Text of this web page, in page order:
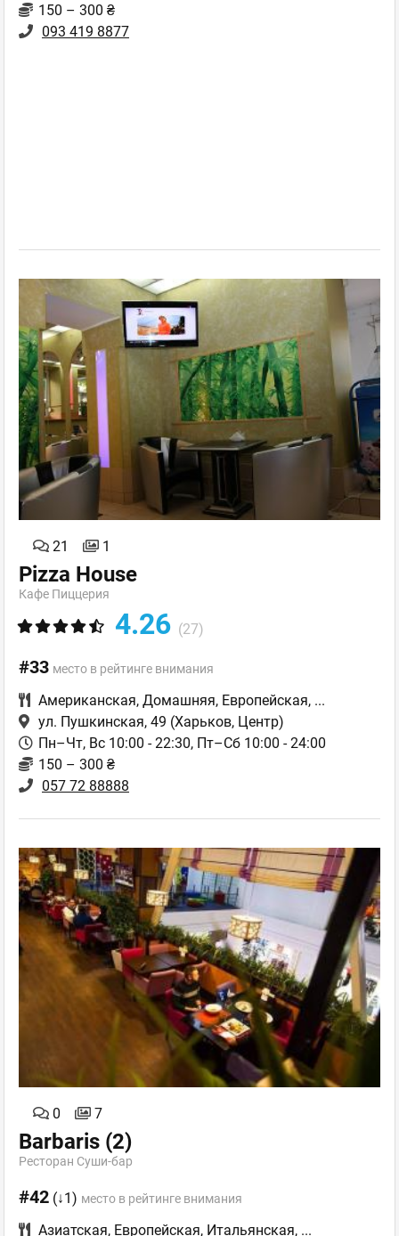
150 – 300 ₴
093 419 8877
21 1
Pizza House
Кафе Пиццерия
4.26 (27)
#33 место в рейтинге внимания
Американская, Домашняя, Европейская, ...
ул. Пушкинская, 49 (Харьков, Центр)
Пн–Чт, Вс 10:00 - 22:30, Пт–Сб 10:00 - 24:00
150 – 300 ₴
057 72 88888
0 7
Barbaris (2)
Ресторан Суши-бар
#42 (↓1) место в рейтинге внимания
Азиатская, Европейская, Итальянская, ...